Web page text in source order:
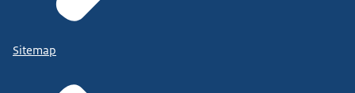
Sitemap